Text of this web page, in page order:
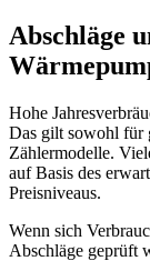
Abschläge
Hohe
Das gilt sowohl für
Zählermodelle.
auf Basis des
Preisniveaus.
Wenn sich
Abschläge geprüft